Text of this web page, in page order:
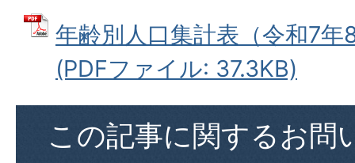
年齢別人口集計表（令和7年
(PDFファイル: 37.3KB)
この記事に関するお問